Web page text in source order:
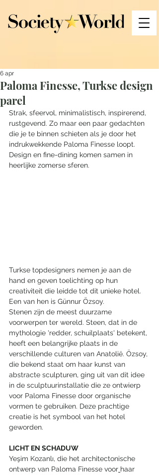
Paloma Finesse, Turkse design
parel
6 apr
Strak, sfeervol, minimalistisch, inspirerend,
rustgevend. Zo maar een paar gedachten
die je te binnen schieten als je door het
indrukwekkende Paloma Finesse loopt.
Design en fine-dining komen samen in
heerlijke zomerse sferen.
Turkse topdesigners nemen je aan de
hand en geven toelichting op hun
creativiteit die leidde tot dit unieke hotel.
Een van hen is Günnur Özsoy.
Stenen zijn de meest duurzame
voorwerpen ter wereld. Steen, dat in de
mythologie 'redder, schuilplaats' betekent,
heeft een belangrijke plaats in de
verschillende culturen van Anatolië. Özsoy,
die bekend staat om haar kunst van
abstracte sculpturen, ging uit van dit idee
in de sculptuurinstallatie die ze ontwierp
voor Paloma Finesse door organische
vormen te gebruiken. Deze prachtige
creatie is het symbool van het hotel
geworden.
LICHT EN SCHADUW
Yeşim Kozanlı, die het architectonische
ontwerp van Paloma Finesse voor haar